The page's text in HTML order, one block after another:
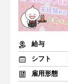
給与
シフト
雇用形態